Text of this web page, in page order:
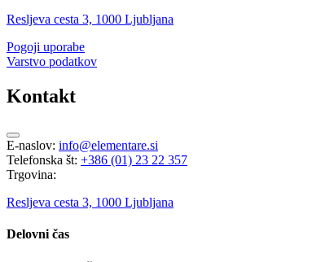
Resljeva cesta 3, 1000 Ljubljana
Pogoji uporabe
Varstvo podatkov
Kontakt
E-naslov: info@elementare.si
Telefonska št: +386 (01) 23 22 357
Trgovina:
Resljeva cesta 3, 1000 Ljubljana
Delovni čas